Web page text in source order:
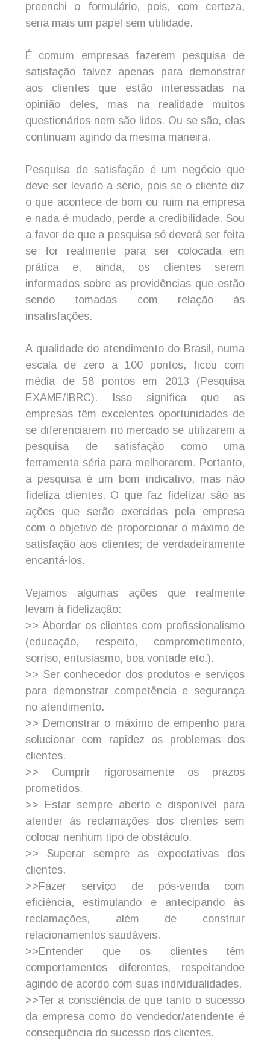
preenchi o formulário, pois, com certeza,
seria mais um papel sem utilidade.
É comum empresas fazerem pesquisa de
satisfação talvez apenas para demonstrar
aos clientes que estão interessadas na
opinião deles, mas na realidade muitos
questionários nem são lidos. Ou se são, elas
continuam agindo da mesma maneira.
Pesquisa de satisfação é um negócio que
deve ser levado a sério, pois se o cliente diz
o que acontece de bom ou ruim na empresa
e nada é mudado, perde a credibilidade. Sou
a favor de que a pesquisa só deverá ser feita
se for realmente para ser colocada em
prática e, ainda, os clientes serem
informados sobre as providências que estão
sendo tomadas com relação às
insatisfações.
A qualidade do atendimento do Brasil, numa
escala de zero a 100 pontos, ficou com
média de 58 pontos em 2013 (Pesquisa
EXAME/IBRC). Isso significa que as
empresas têm excelentes oportunidades de
se diferenciarem no mercado se utilizarem a
pesquisa de satisfação como uma
ferramenta séria para melhorarem. Portanto,
a pesquisa é um bom indicativo, mas não
fideliza clientes. O que faz fidelizar são as
ações que serão exercidas pela empresa
com o objetivo de proporcionar o máximo de
satisfação aos clientes; de verdadeiramente
encantá-los.
Vejamos algumas ações que realmente
levam à fidelização:
>> Abordar os clientes com profissionalismo
(educação, respeito, comprometimento,
sorriso, entusiasmo, boa vontade etc.).
>> Ser conhecedor dos produtos e serviços
para demonstrar competência e segurança
no atendimento.
>> Demonstrar o máximo de empenho para
solucionar com rapidez os problemas dos
clientes.
>> Cumprir rigorosamente os prazos
prometidos.
>> Estar sempre aberto e disponível para
atender às reclamações dos clientes sem
colocar nenhum tipo de obstáculo.
>> Superar sempre as expectativas dos
clientes.
>>Fazer serviço de pós-venda com
eficiência, estimulando e antecipando às
reclamações, além de construir
relacionamentos saudáveis.
>>Entender que os clientes têm
comportamentos diferentes, respeitandoe
agindo de acordo com suas individualidades.
>>Ter a consciência de que tanto o sucesso
da empresa como do vendedor/atendente é
consequência do sucesso dos clientes.